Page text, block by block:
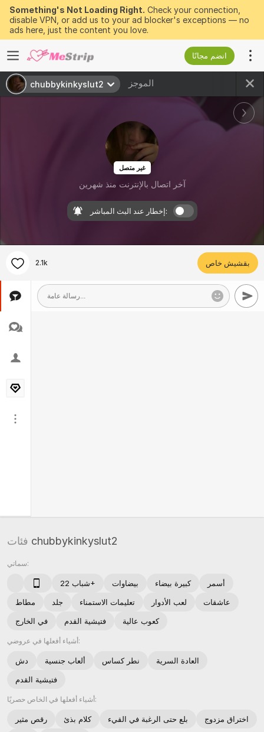
Something's Not Loading Right. Check your connection,
disable VPN, or add us to your ad blocker's exceptions — no
ads here, just the content you love.
انضم مجانًا
chubbykinkyslut2 الموجز
غير متصل
آخر اتصال بالإنترنت منذ شهرين
إخطار عند البث المباشر:
2.1k بقشيش خاص
chubbykinkyslut2
سماتي:
شباب 22+ بيضاوات كبيرة بيضاء
أسمر
مطاط
جلد تعليمات الاستمناء لعب الأدوار
عاشقات
في الخارج
فتيشية القدم كعوب عالية
أشياء أفعلها في عروضي:
دش ألعاب جنسية نطر كساس
العادة السرية
فتيشية القدم
أشياء أفعلها في الخاص حصريًا:
رقص مثير كلام بذئ بلع حتى الرغبة في القيء
اختراق مزدوج